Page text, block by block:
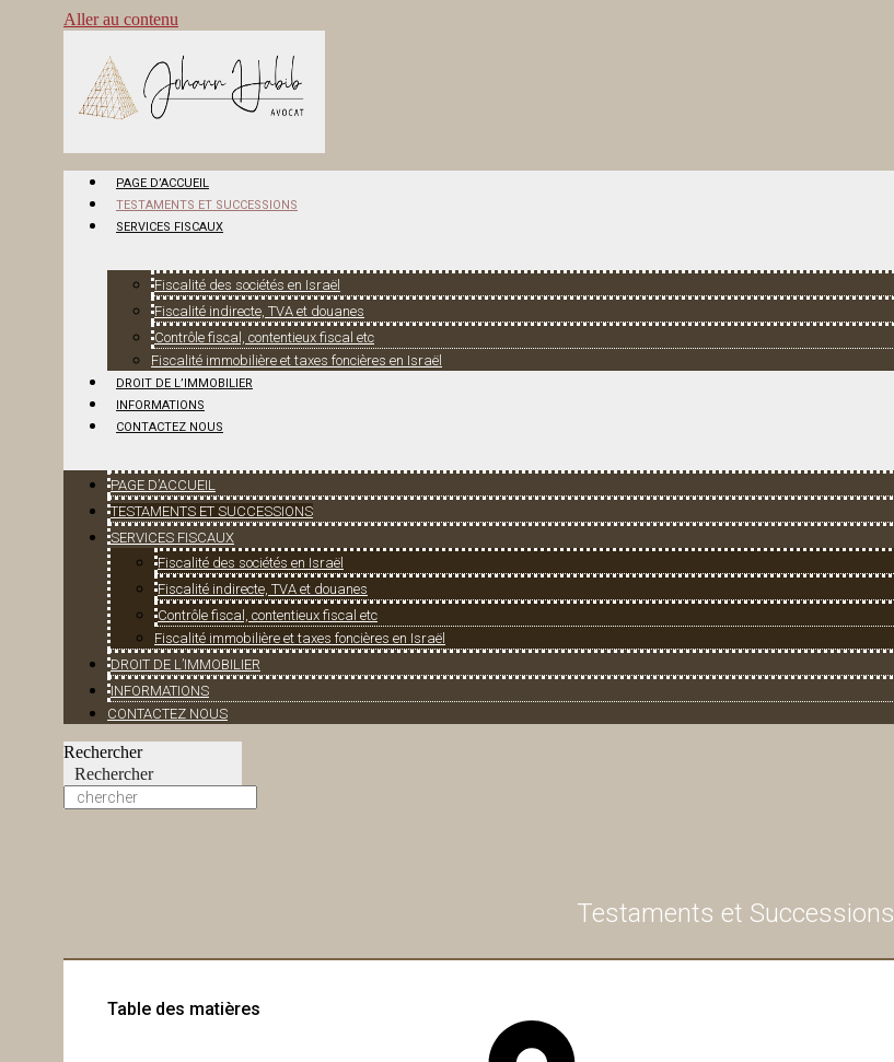
Aller au contenu
PAGE D’ACCUEIL
TESTAMENTS ET SUCCESSIONS
SERVICES FISCAUX
Fiscalité des sociétés en Israël
Fiscalité indirecte, TVA et douanes
Contrôle fiscal, contentieux fiscal etc
Fiscalité immobilière et taxes foncières en Israël
DROIT DE L’IMMOBILIER
INFORMATIONS
CONTACTEZ NOUS
PAGE D’ACCUEIL
TESTAMENTS ET SUCCESSIONS
SERVICES FISCAUX
Fiscalité des sociétés en Israël
Fiscalité indirecte, TVA et douanes
Contrôle fiscal, contentieux fiscal etc
Fiscalité immobilière et taxes foncières en Israël
DROIT DE L’IMMOBILIER
INFORMATIONS
CONTACTEZ NOUS
Rechercher
Rechercher
Testaments et Successions
Table des matières